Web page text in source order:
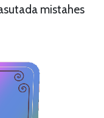
mistahes